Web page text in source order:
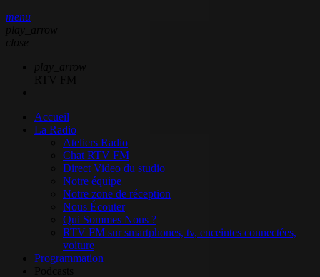
menu
Accueil
La Radio
Ateliers Radio
Chat RTV FM
Direct Video du studio
Notre équipe
Notre zone de réception
Nous Écouter
Qui Sommes Nous ?
RTV FM sur smartphones, tv, enceintes connectées,
voiture
Programmation